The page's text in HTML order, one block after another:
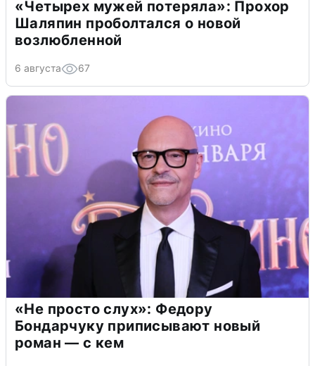
«Четырех мужей потеряла»: Прохор
Шаляпин проболтался о новой
возлюбленной
6 августа 67
«Не просто слух»: Федору
Бондарчуку приписывают новый
роман — с кем